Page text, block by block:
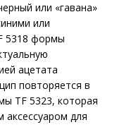
или «гавана»
или
5318 формы
ацетата
повторяется в
TF 5323, которая
для